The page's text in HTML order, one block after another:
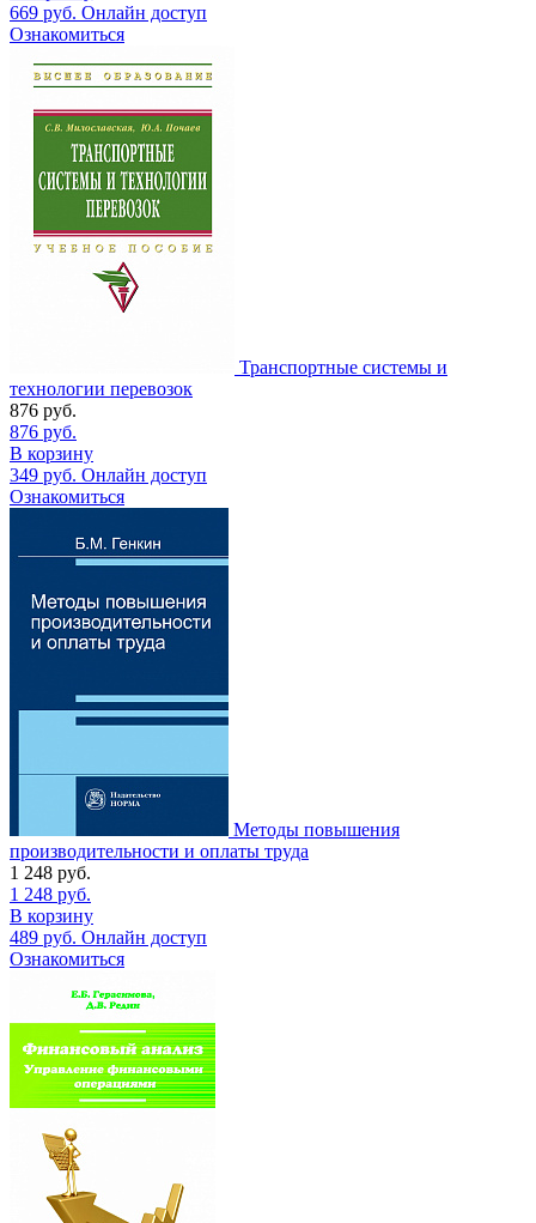
669 руб. Онлайн доступ
Ознакомиться
Транспортные системы и
технологии перевозок
876 руб.
876 руб.
В корзину
349 руб. Онлайн доступ
Ознакомиться
Методы повышения
производительности и оплаты труда
1 248 руб.
1 248 руб.
В корзину
489 руб. Онлайн доступ
Ознакомиться